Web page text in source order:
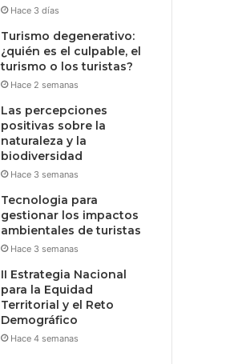
Hace 3 días
Turismo degenerativo:
¿quién es el culpable, el
turismo o los turistas?
Hace 2 semanas
Las percepciones
positivas sobre la
naturaleza y la
biodiversidad
Hace 3 semanas
Tecnologia para
gestionar los impactos
ambientales de turistas
Hace 3 semanas
II Estrategia Nacional
para la Equidad
Territorial y el Reto
Demográfico
Hace 4 semanas